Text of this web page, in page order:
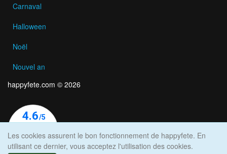
Carnaval
Halloween
Noël
Nouvel an
happyfete.com © 2026
Les cookies assurent le bon fonctionnement de happyfete. En
utilisant ce dernier, vous acceptez l'utilisation des cookies.